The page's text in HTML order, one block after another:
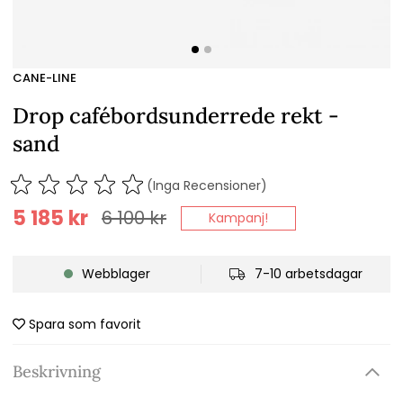
CANE-LINE
Drop cafébordsunderrede rekt -
sand
(Inga Recensioner)
6 100kr
5 185 kr Kampanj!
Webblager 7-10 arbetsdagar
Spara som favorit
Beskrivning